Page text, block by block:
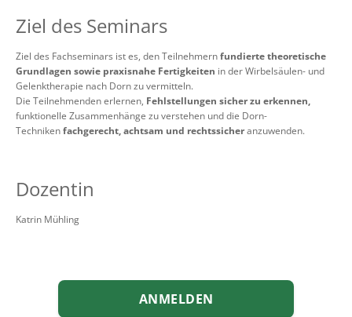
Ziel des Seminars
Ziel des Fachseminars ist es, den Teilnehmernfundierte theoretische
Grundlagen sowie praxisnahe Fertigkeiten in der Wirbelsäulen- und
Gelenktherapie nach Dorn zu vermitteln.
Die Teilnehmenden erlernen, Fehlstellungen sicher zu erkennen,
funktionelle Zusammenhänge zu verstehen und die Dorn-
Technikenfachgerecht, achtsam und rechtssicheranzuwenden.
Dozentin
Katrin Mühling
ANMELDEN